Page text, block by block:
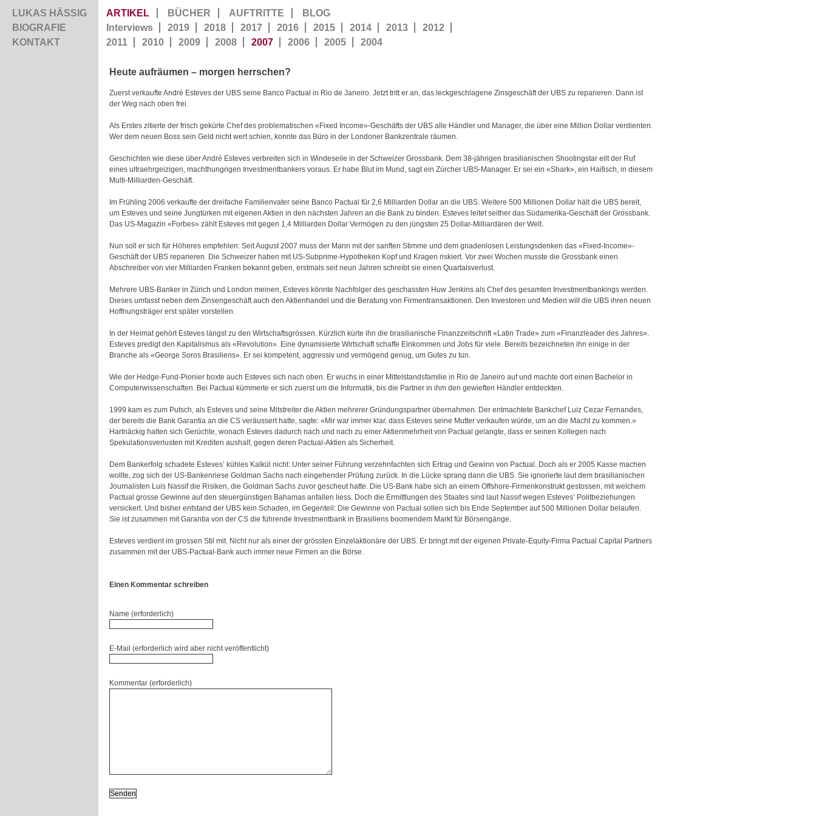
LUKAS HÄSSIG
BIOGRAFIE
KONTAKT
ARTIKEL BÜCHER AUFTRITTE
BLOG
Interviews
2019 2018 2017 2016 2015 2014 2013
2012
2011
2010 2009 2008 2007 2006 2005 2004
Heute aufräumen – morgen herrschen?
Zuerst verkaufte André Esteves der UBS seine Banco Pactual in Rio de Janeiro. Jetzt tritt er an, das leckgeschlagene Zinsgeschäft der UBS zu reparieren. Dann ist
der Weg nach oben frei.
Als Erstes zitierte der frisch gekürte Chef des problematischen «Fixed Income»-Geschäfts der UBS alle Händler und Manager, die über eine Million Dollar verdienten.
Wer dem neuen Boss sein Geld nicht wert schien, konnte das Büro in der Londoner Bankzentrale räumen.
Geschichten wie diese überAndré Esteves verbreiten sich in Windeseile in der Schweizer Grossbank. Dem 38-jährigen brasilianischen Shootingstar eilt der Ruf
eines ultraehrgeizigen, machthungrigen Investmentbankers voraus. Er habe Blut im Mund, sagt ein Zürcher UBS-Manager. Er sei ein «Shark», ein Haifisch, in diesem
Multi-Milliarden-Geschäft.
Im Frühling 2006 verkaufte der dreifache Familienvater seine Banco Pactual für 2,6 Milliarden Dollar an die UBS. Weitere 500 Millionen Dollar hält die UBS bereit,
um Esteves und seine Jungtürken mit eigenen Aktien in den nächsten Jahren an die Bank zu binden. Esteves leitet seither das Südamerika-Geschäft der Grossbank.
Das US-Magazin «Forbes» zählt Esteves mit gegen 1,4 Milliarden Dollar Vermögen zu den jüngsten 25 Dollar-Milliardären der Welt.
Nun soll er sich für Höheres empfehlen: Seit August 2007 muss der Mann mit der sanften Stimme und dem gnadenlosen Leistungsdenken das «Fixed-Income»-
Geschäft der UBS reparieren. Die Schweizer haben mit US-Subprime-Hypotheken Kopf und Kragen riskiert. Vor zwei Wochen musste die Grossbank einen
Abschreiber von vier Milliarden Franken bekannt geben, erstmals seit neun Jahren schreibt sie einen Quartalsverlust.
Mehrere UBS-Banker in Zürich und London meinen, Esteves könnte Nachfolger des geschassten Huw Jenkins als Chef des gesamten Investmentbankings werden.
Dieses umfasst neben dem Zinsengeschäft auch den Aktienhandel und die Beratung von Firmentransaktionen. Den Investoren und Medien will die UBS ihren neuen
Hoffnungsträger erst später vorstellen.
In der Heimat gehört Esteves längst zu den Wirtschaftsgrössen. Kürzlich kürte ihn die brasilianische Finanzzeitschrift «Latin Trade» zum «Finanzleader des Jahres».
Esteves predigt den Kapitalismus als «Revolution». Eine dynamisierte Wirtschaft schaffe Einkommen und Jobs für viele. Bereits bezeichneten ihn einige in der
Branche als «George Soros Brasiliens». Er sei kompetent, aggressiv und vermögend genug, um Gutes zu tun.
Wie der Hedge-Fund-Pionier boxte auch Esteves sich nach oben. Er wuchs in einer Mittelstandsfamilie in Rio de Janeiro auf und machte dort einen Bachelor in
Computerwissenschaften. Bei Pactual kümmerte er sich zuerst um die Informatik, bis die Partner in ihm den gewieften Händler entdeckten.
1999 kam es zum Putsch, als Esteves und seine Mitstreiter die Aktien mehrerer Gründungspartner übernahmen. Der entmachtete Bankchef Luiz Cezar Fernandes,
der bereits die Bank Garantia an die CS veräussert hatte, sagte: «Mir war immer klar, dass Esteves seine Mutter verkaufen würde, um an die Macht zu kommen.»
Hartnäckig halten sich Gerüchte, wonach Esteves dadurch nach und nach zu einer Aktienmehrheit von Pactual gelangte, dass er seinen Kollegen nach
Spekulationsverlusten mit Krediten aushalf, gegen deren Pactual-Aktien als Sicherheit.
Dem Bankerfolg schadete Esteves’ kühles Kalkül nicht: Unter seiner Führung verzehnfachten sich Ertrag und Gewinn von Pactual. Doch als er 2005 Kasse machen
wollte, zog sich der US-Bankenriese Goldman Sachs nach eingehender Prüfung zurück. In die Lücke sprang dann die UBS. Sie ignorierte laut dem brasilianischen
Journalisten Luis Nassif die Risiken, die Goldman Sachs zuvor gescheut hatte. Die US-Bank habe sich an einem Offshore-Firmenkonstrukt gestossen, mit welchem
Pactual grosse Gewinne auf den steuergünstigen Bahamas anfallen liess. Doch die Ermittlungen des Staates sind laut Nassif wegen Esteves’ Politbeziehungen
versickert. Und bisher entstand der UBS kein Schaden, im Gegenteil: Die Gewinne von Pactual sollen sich bis Ende September auf 500 Millionen Dollar belaufen.
Sie ist zusammen mit Garantia von der CS die führende Investmentbank in Brasiliens boomendem Markt für Börsengänge.
Esteves verdient im grossen Stil mit. Nicht nur als einer der grössten Einzelaktionäre der UBS. Er bringt mit der eigenen Private-Equity-Firma Pactual Capital Partners
zusammen mit der UBS-Pactual-Bank auch immer neue Firmen an die Börse.
Einen Kommentar schreiben
Name (erforderlich)
E-Mail (erforderlich wird aber nicht veröffentlicht)
Kommentar (erforderlich)